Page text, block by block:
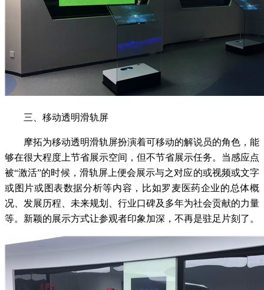
三、移动透明滑轨屏
摩拓为移动透明滑轨屏扮演着可移动的解说员的角色，能
够在很大程度上节省展示空间，但不节省展示任务。当感应点
被“激活”的时候，滑轨屏上便会展示与之对应的或视频或文字
或图片或图表数据分析等内容，比如罗麦医药企业的总体概
况、发展历程、未来规划、行业口碑及多年为社会贡献的力量
等。新颖的展示方式让参观者印象加深，不再是驻足片刻了。